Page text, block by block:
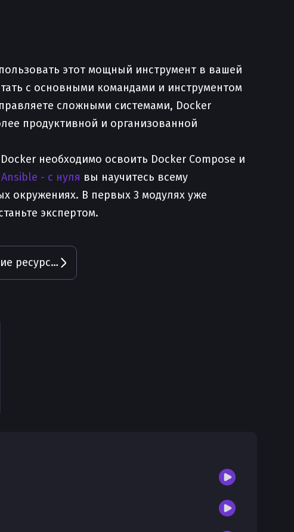
этот мощный инструмент в вашей
с основными командами и инструментом
сложными системами, Docker
продуктивной и организованной
необходимо освоить Docker Compose и
- с нуля вы научитесь всему
окружениях. В первых 3 модулях уже
экспертом.
Лимиты в Docker - Управление ресурсами контейнеров